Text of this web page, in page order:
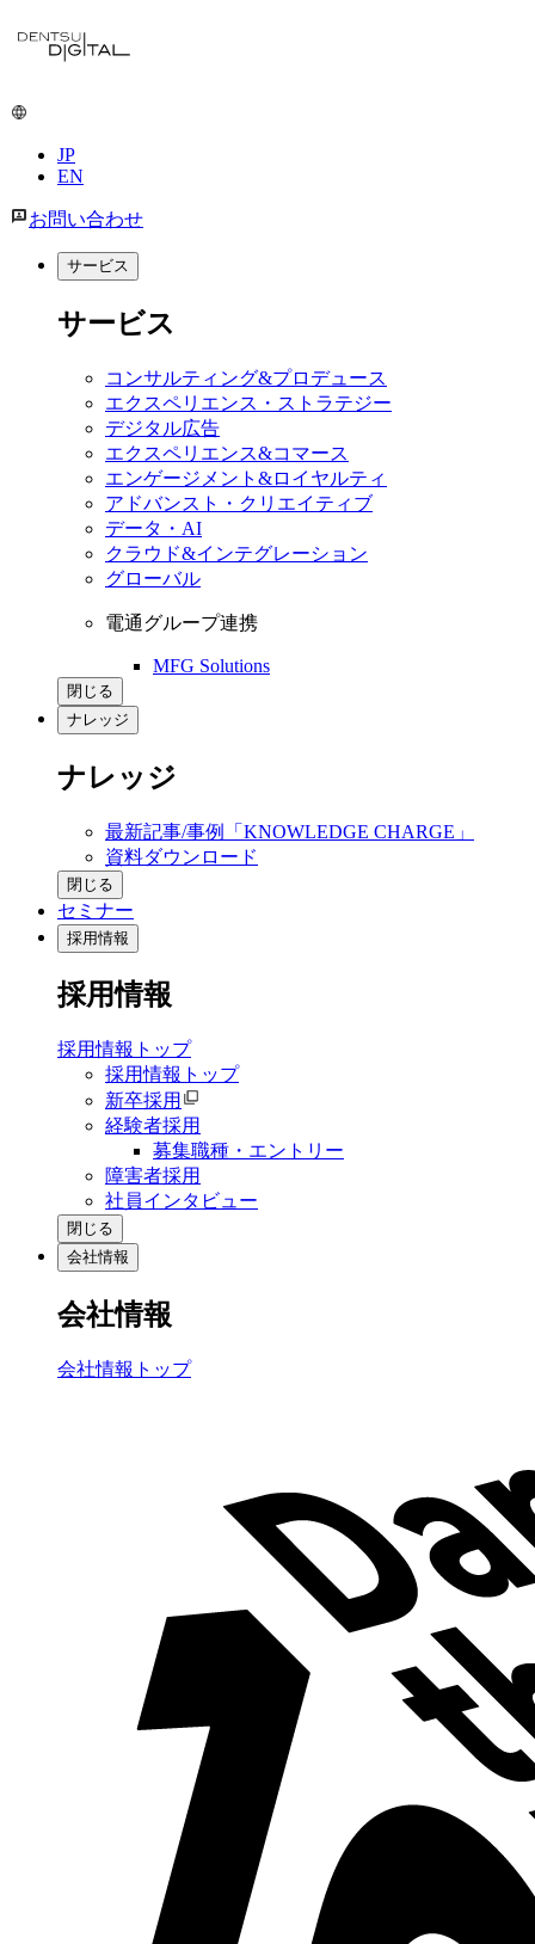
メ
コ
ツ
JP
EN
お問い合わせ
サービス
サービス
コンサルティング&プロデュース
エクスペリエンス・ストラテジー
デジタル広告
エクスペリエンス&コマース
エンゲージメント&ロイヤルティ
アドバンスト・クリエイティブ
データ・AI
クラウド&インテグレーション
グローバル
電通グループ連携
MFG Solutions
閉じる
ナレッジ
ナレッジ
最新記事/事例「KNOWLEDGE CHARGE」
資料ダウンロード
閉じる
セミナー
採用情報
採用情報
採用情報トップ
採用情報トップ
新卒採用
経験者採用
募集職種・エントリー
障害者採用
社員インタビュー
閉じる
会社情報
会社情報
会社情報トップ